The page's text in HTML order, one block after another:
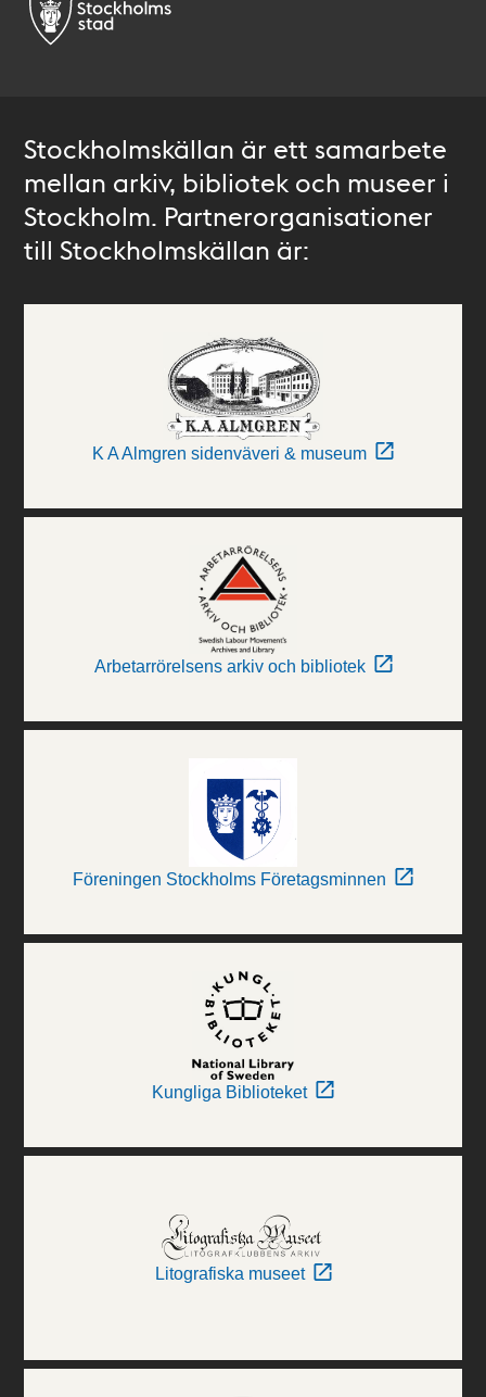
Stockholmskällan är ett samarbete
mellan arkiv, bibliotek och museer i
Stockholm. Partnerorganisationer
till Stockholmskällan är:
K A Almgren sidenväveri & museum
Arbetarrörelsens arkiv och bibliotek
Föreningen Stockholms Företagsminnen
Kungliga Biblioteket
Litografiska museet